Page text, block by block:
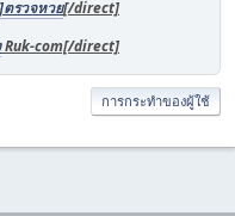
รวจหวย[/direct]
Ruk-com[/direct]
การกระทำของผู้ใช้